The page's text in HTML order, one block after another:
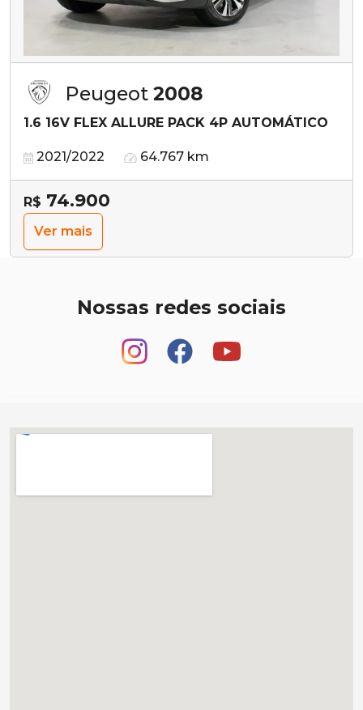
Peugeot 2008
1.6 16V FLEX ALLURE PACK 4P AUTOMÁTICO
2021/2022 64.767 km
R$ 74.900
Ver mais
Nossas redes sociais